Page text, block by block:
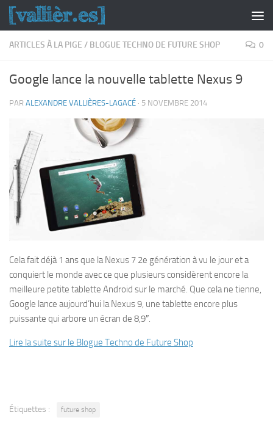
Skip to content
ARTICLES À LA PIGE / BLOGUE TECHNO DE FUTURE SHOP 0
Google lance la nouvelle tablette Nexus 9
PAR ALEXANDRE VALLIÈRES-LAGACÉ · 5 NOVEMBRE 2014
Cela fait déjà 1 ans que la Nexus 7 2e génération à vu le jour et a
conquiert le monde avec ce que plusieurs considèrent encore la
meilleure petite tablette Android sur le marché. Que cela ne tienne,
Google lance aujourd’hui la Nexus 9, une tablette encore plus
puissante qui arbore un écran de 8,9″.
Lire la suite sur le Blogue Techno de Future Shop
Étiquettes : future shop